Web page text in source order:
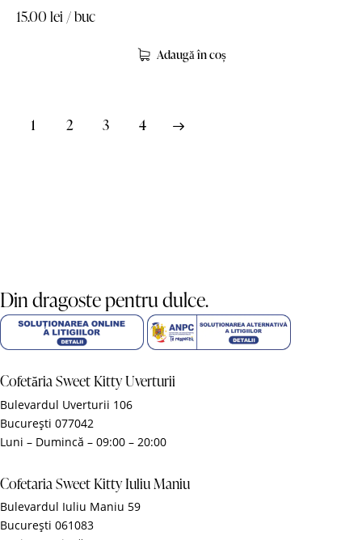
15.00 lei / buc
Adaugă în coș
1 2 3 4
→
Din dragoste pentru dulce.
Cofetăria Sweet Kitty Uverturii
Bulevardul Uverturii 106
București 077042
Luni – Dumincă – 09:00 – 20:00
Cofetaria Sweet Kitty Iuliu Maniu
Bulevardul Iuliu Maniu 59
București 061083